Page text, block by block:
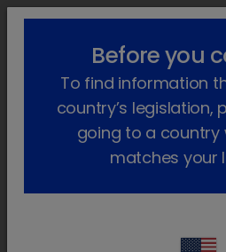
Notícias
Catney One - lançamento
A Dechra lança o
poderoso quelante
base de carbonato
Before you
To find information
country’s legislation,
going to a country
matches your